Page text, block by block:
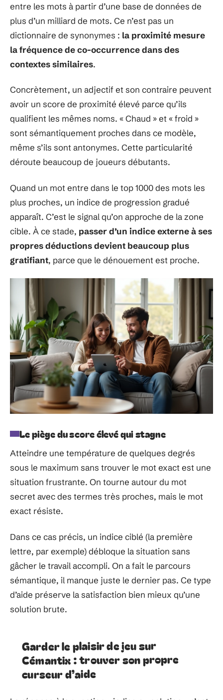
entre les mots à partir d’une base de données de
plus d’un milliard de mots. Ce n’est pas un
dictionnaire de synonymes : la proximité mesure
la fréquence de co-occurrence dans des
contextes similaires.
Concrètement, un adjectif et son contraire peuvent
avoir un score de proximité élevé parce qu’ils
qualifient les mêmes noms. « Chaud » et « froid »
sont sémantiquement proches dans ce modèle,
même s’ils sont antonymes. Cette particularité
déroute beaucoup de joueurs débutants.
Quand un mot entre dans le top 1000 des mots les
plus proches, un indice de progression gradué
apparaît. C’est le signal qu’on approche de la zone
cible. À ce stade, passer d’un indice externe à ses
propres déductions devient beaucoup plus
gratifiant, parce que le dénouement est proche.
Le piège du score élevé qui stagne
Atteindre une température de quelques degrés
sous le maximum sans trouver le mot exact est une
situation frustrante. On tourne autour du mot
secret avec des termes très proches, mais le mot
exact résiste.
Dans ce cas précis, un indice ciblé (la première
lettre, par exemple) débloque la situation sans
gâcher le travail accompli. On a fait le parcours
sémantique, il manque juste le dernier pas. Ce type
d’aide préserve la satisfaction bien mieux qu’une
solution brute.
Garder le plaisir de jeu sur
Cémantix : trouver son propre
curseur d’aide